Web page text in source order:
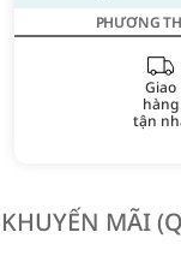
PHƯƠNG
Giao
hàng
tận
KHUYẾN MÃI